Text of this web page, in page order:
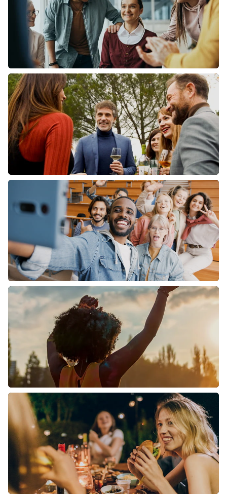
GEZONDHEID &
SOLIDARITEIT
BEDRIJVEN EN
KANTOREN
ONDERWIJS EN
JEUGD
MUZIEK,
CULTUUR EN
FESTIVALS